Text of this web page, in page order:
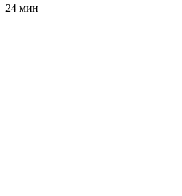
24 мин